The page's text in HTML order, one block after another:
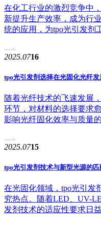
在化工行业的激烈竞争中
新提升生产效率，成为行
统的应用，为tpo光引发剂
2025.0716
tpo光引发剂选择在光固化光纤
随着光纤技术的飞速发展
环节，对材料的选择要求
影响光纤固化效率与质量
2025.0715
tpo光引发剂技术与新型光源的
在光固化领域，tpo光引发
究热点。随着LED、UV-
发剂技术的适应性要求日益